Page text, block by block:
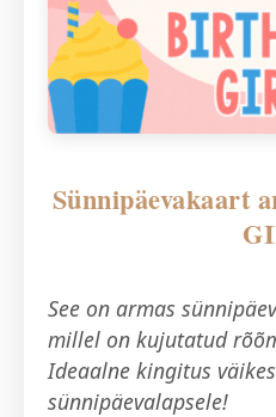
Sünnipäevakaart
See on armas
millel on kujutatud
Ideaalne kingitus
sünnipäevalapsele!